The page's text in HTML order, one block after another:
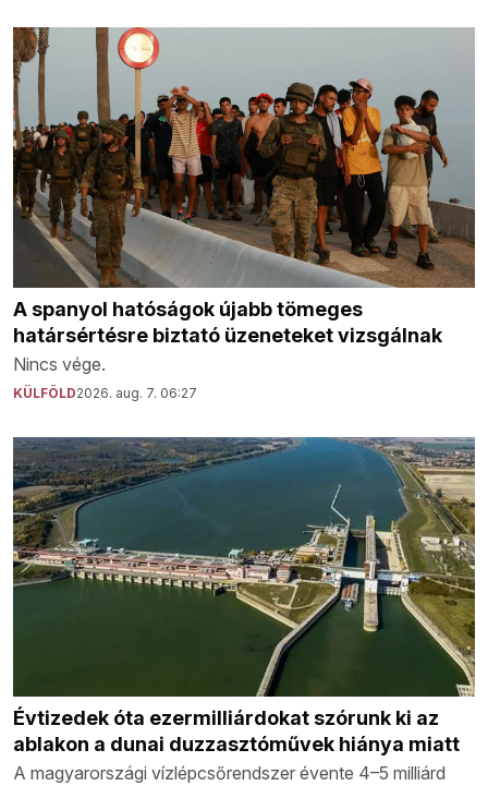
A spanyol hatóságok újabb tömeges
határsértésre biztató üzeneteket vizsgálnak
Nincs vége.
KÜLFÖLD2026. aug. 7. 06:27
Évtizedek óta ezermilliárdokat szórunk ki az
ablakon a dunai duzzasztóművek hiánya miatt
A magyarországi vízlépcsőrendszer évente 4–5 milliárd